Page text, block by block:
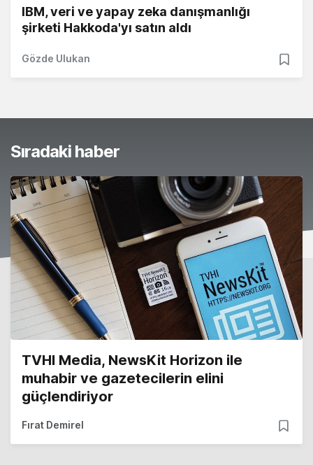
IBM, veri ve yapay zeka danışmanlığı
şirketi Hakkoda'yı satın aldı
Gözde Ulukan
Sıradaki haber
TVHI Media, NewsKit Horizon ile
muhabir ve gazetecilerin elini
güçlendiriyor
Fırat Demirel